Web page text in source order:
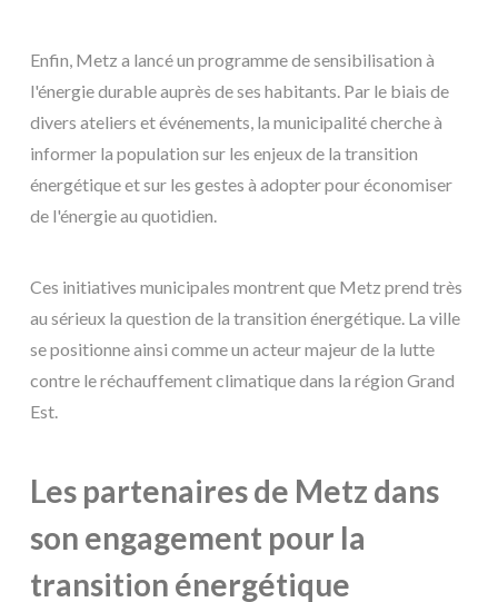
Enfin, Metz a lancé un programme de sensibilisation à
l'énergie durable auprès de ses habitants. Par le biais de
divers ateliers et événements, la municipalité cherche à
informer la population sur les enjeux de la transition
énergétique et sur les gestes à adopter pour économiser
de l'énergie au quotidien.
Ces initiatives municipales montrent que Metz prend très
au sérieux la question de la transition énergétique. La ville
se positionne ainsi comme un acteur majeur de la lutte
contre le réchauffement climatique dans la région Grand
Est.
Les partenaires de Metz dans
son engagement pour la
transition énergétique